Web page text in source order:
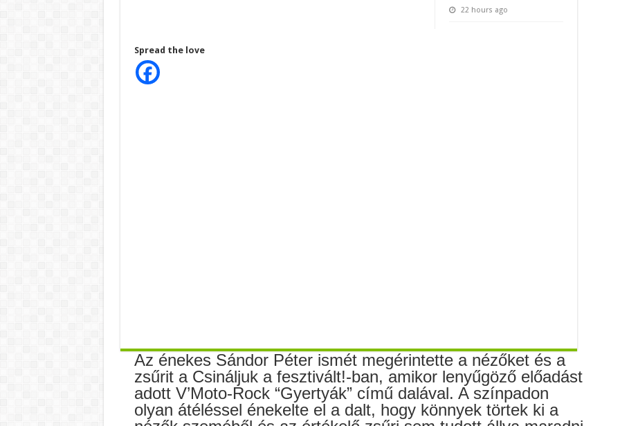
22 hours ago
Spread the love
Az énekes Sándor Péter ismét megérintette a nézőket és a
zsűrit a Csináljuk a fesztivált!-ban, amikor lenyűgöző előadást
adott V’Moto-Rock “Gyertyák” című dalával. A színpadon
olyan átéléssel énekelte el a dalt, hogy könnyek törtek ki a